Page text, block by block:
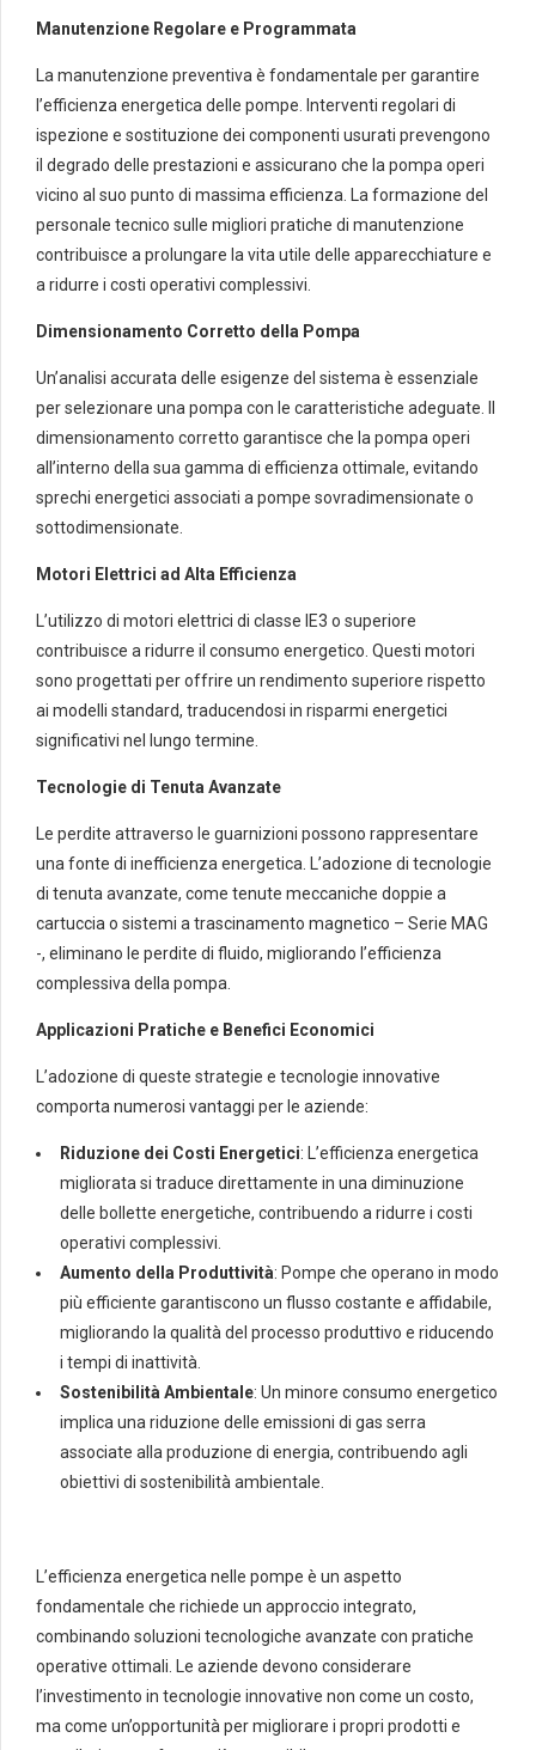
Manutenzione Regolare e Programmata
La manutenzione preventiva è fondamentale per garantire
l’efficienza energetica delle pompe. Interventi regolari di
ispezione e sostituzione dei componenti usurati prevengono
il degrado delle prestazioni e assicurano che la pompa operi
vicino al suo punto di massima efficienza. La formazione del
personale tecnico sulle migliori pratiche di manutenzione
contribuisce a prolungare la vita utile delle apparecchiature e
a ridurre i costi operativi complessivi.
Dimensionamento Corretto della Pompa
Un’analisi accurata delle esigenze del sistema è essenziale
per selezionare una pompa con le caratteristiche adeguate. Il
dimensionamento corretto garantisce che la pompa operi
all’interno della sua gamma di efficienza ottimale, evitando
sprechi energetici associati a pompe sovradimensionate o
sottodimensionate.
Motori Elettrici ad Alta Efficienza
L’utilizzo di motori elettrici di classe IE3 o superiore
contribuisce a ridurre il consumo energetico. Questi motori
sono progettati per offrire un rendimento superiore rispetto
ai modelli standard, traducendosi in risparmi energetici
significativi nel lungo termine.
Tecnologie di Tenuta Avanzate
Le perdite attraverso le guarnizioni possono rappresentare
una fonte di inefficienza energetica. L’adozione di tecnologie
di tenuta avanzate, come tenute meccaniche doppie a
cartuccia o sistemi a trascinamento magnetico – Serie MAG
-, eliminano le perdite di fluido, migliorando l’efficienza
complessiva della pompa.
Applicazioni Pratiche e Benefici Economici
L’adozione di queste strategie e tecnologie innovative
comporta numerosi vantaggi per le aziende:
Riduzione dei Costi Energetici: L’efficienza energetica
migliorata si traduce direttamente in una diminuzione
delle bollette energetiche, contribuendo a ridurre i costi
operativi complessivi.
Aumento della Produttività: Pompe che operano in modo
più efficiente garantiscono un flusso costante e affidabile,
migliorando la qualità del processo produttivo e riducendo
i tempi di inattività.
Sostenibilità Ambientale: Un minore consumo energetico
implica una riduzione delle emissioni di gas serra
associate alla produzione di energia, contribuendo agli
obiettivi di sostenibilità ambientale.
L’efficienza energetica nelle pompe è un aspetto
fondamentale che richiede un approccio integrato,
combinando soluzioni tecnologiche avanzate con pratiche
operative ottimali. Le aziende devono considerare
l’investimento in tecnologie innovative non come un costo,
ma come un’opportunità per migliorare i propri prodotti e